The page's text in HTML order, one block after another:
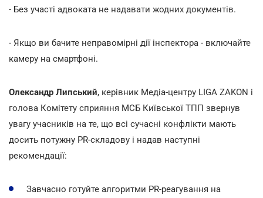
- Без участі адвоката не надавати жодних документів.
- Якщо ви бачите неправомірні дії інспектора - включайте
камеру на смартфоні.
Олександр Липський, керівник Медіа-центру LIGA ZAKON і
голова Комітету сприяння МСБ Київської ТПП звернув
увагу учасників на те, що всі сучасні конфлікти мають
досить потужну PR-складову і надав наступні
рекомендації:
Завчасно готуйте алгоритми PR-реагування на